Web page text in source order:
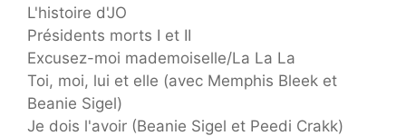
L'histoire d'JO
Présidents morts I et II
Excusez-moi mademoiselle/La La La
Toi, moi, lui et elle (avec Memphis Bleek et
Beanie Sigel)
Je dois l'avoir (Beanie Sigel et Peedi Crakk)